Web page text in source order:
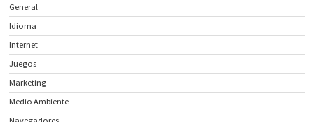
General
Idioma
Internet
Juegos
Marketing
Medio Ambiente